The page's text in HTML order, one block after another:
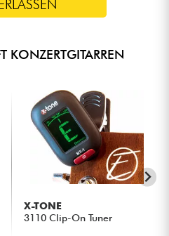
KONZERTGITARREN
X-TONE
3110 Clip-On Tuner